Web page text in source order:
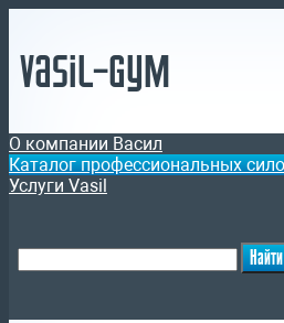
Vasil-Gym
О компании Васил
Каталог профессиональных
Услуги Vasil